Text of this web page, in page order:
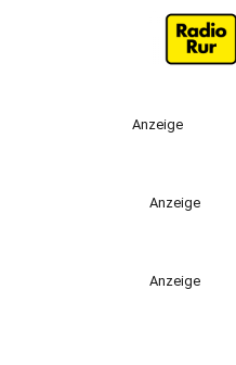
Anzeige
Anzeige
Anzeige